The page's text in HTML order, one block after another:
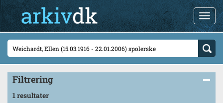
Filtrering
1 resultater